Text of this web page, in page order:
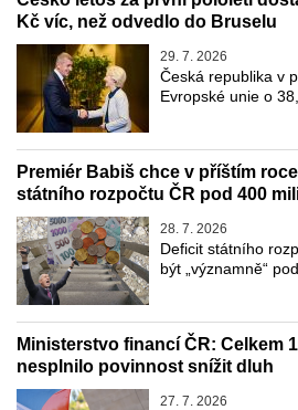
Kč víc, než odvedlo do Bruselu
29. 7. 2026
Česká republika v
Evropské unie o
Premiér Babiš chce v příštím
státního rozpočtu ČR pod 400
28. 7. 2026
Deficit státního
být „významně“
Ministerstvo financí ČR: Celkem
nesplnilo povinnost snížit dluh
27. 7. 2026